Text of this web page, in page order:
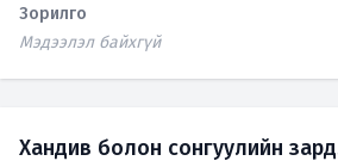
Зорилго
Мэдээлэл байхгүй
Хандив болон сонгуулийн